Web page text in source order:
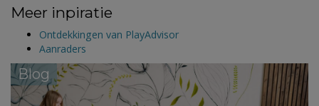
Meer inpiratie
Ontdekkingen van PlayAdvisor
Aanraders
Blog